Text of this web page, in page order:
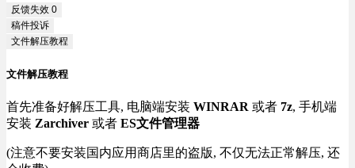
反馈失效 0
稿件投诉
文件解压教程
文件解压教程
首先准备好解压工具, 电脑端安装 WINRAR 或者 7z, 手机端
安装 Zarchiver 或者 ES文件管理器
(注意不要安装国内应用商店里的盗版, 不仅无法正常解压, 还